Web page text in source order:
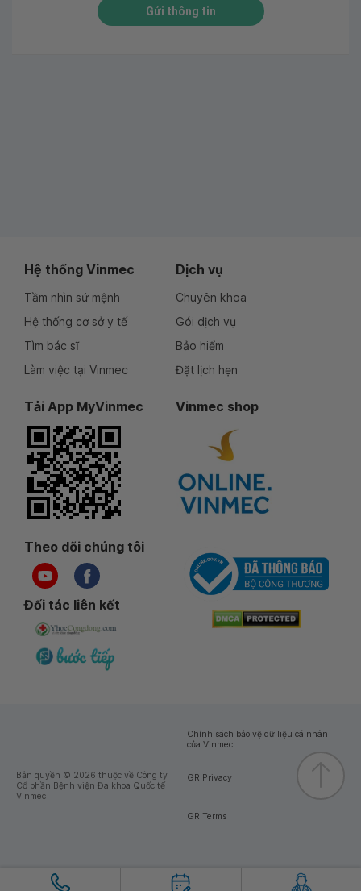
Gửi thông tin
Hệ thống Vinmec
Tầm nhìn sứ mệnh
Hệ thống cơ sở y tế
Tìm bác sĩ
Làm việc tại Vinmec
Dịch vụ
Chuyên khoa
Gói dịch vụ
Bảo hiểm
Đặt lịch hẹn
Tải App MyVinmec Vinmec shop
Theo dõi chúng tôi
Đối tác liên kết
Bản quyền © 2026 thuộc về Công ty
Cổ phần Bệnh viện Đa khoa Quốc tế
Vinmec
Chính sách bảo vệ dữ liệu cá nhân
của Vinmec
GR Privacy
GR Terms